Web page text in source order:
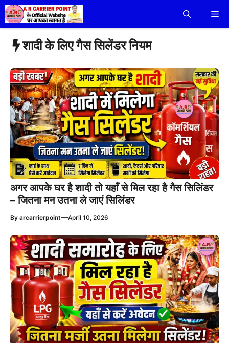
Skip
to
content
शादी के लिए गैस सिलेंडर नियम
अगर आपके घर है शादी तो यहाँ से मिल रहा है गैस सिलिंडर
– जितना मन उतना ले जाएं सिलिंडर
By arcarrierpoint—April 10, 2026